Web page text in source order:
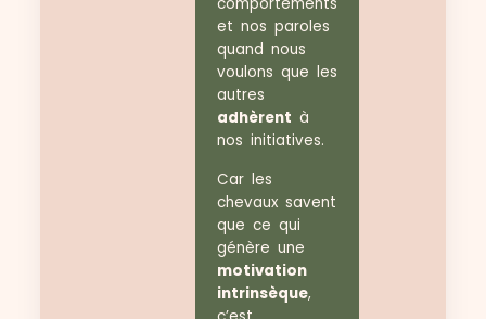
et nos paroles
quand nous
voulons que les
autres
adhèrent à
nos initiatives.
Car les
chevaux savent
que ce qui
génère une
motivation
intrinsèque,